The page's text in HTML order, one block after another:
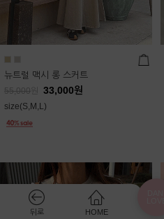
뉴트럴 맥시 롱 스커트
55,000 33,000원
size(S,M,L)
뒤로 HOME